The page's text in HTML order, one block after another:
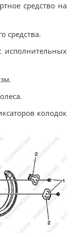
средство на
средства.
исполнительных
колодок